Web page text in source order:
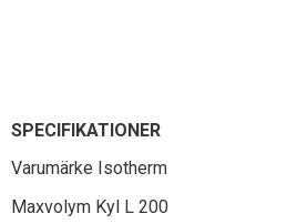
SPECIFIKATIONER
Varumärke Isotherm
Maxvolym Kyl L 200